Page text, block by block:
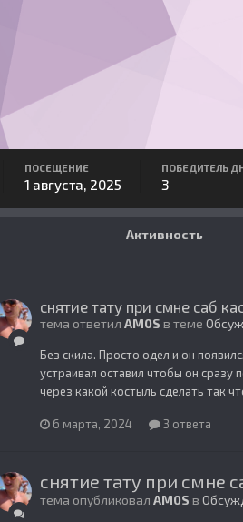
ПОСЕЩЕНИЕ
1 августа, 2025
ПОБЕДИТЕЛЬ
3
Активность
снятие тату при смне саб
тема ответил AM0S в теме
Без скила. Просто одел и он
устраивал оставил чтобы он сразу
через какой костыль сделать так
6 марта, 2024 3 ответа
снятие тату при смне
тема опубликовал AM0S в